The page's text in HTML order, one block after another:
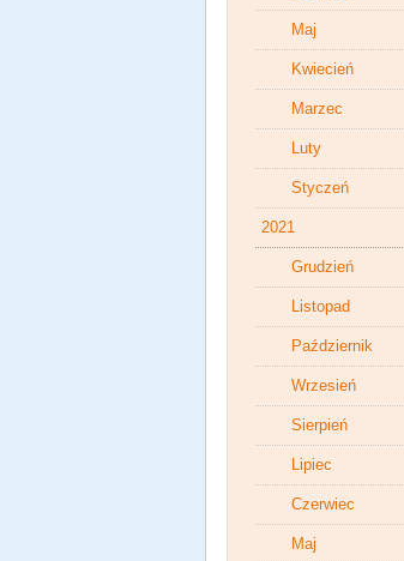
Maj
Kwiecień
Marzec
Luty
Styczeń
2021
Grudzień
Listopad
Październik
Wrzesień
Sierpień
Lipiec
Czerwiec
Maj